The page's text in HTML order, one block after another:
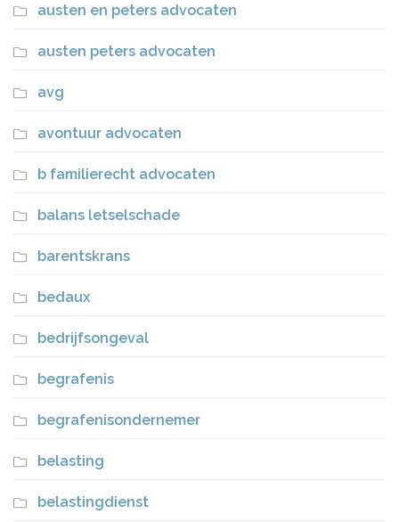
austen en peters advocaten
austen peters advocaten
avg
avontuur advocaten
b familierecht advocaten
balans letselschade
barentskrans
bedaux
bedrijfsongeval
begrafenis
begrafenisondernemer
belasting
belastingdienst